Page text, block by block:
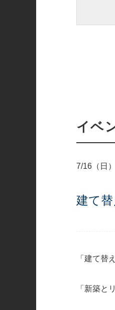
イベ
7/16（日
建て
「建て替
「新築と